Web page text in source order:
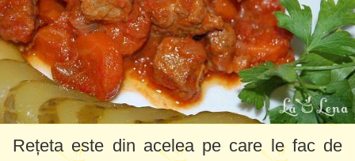
Rețeta este din acelea pe care le fac de